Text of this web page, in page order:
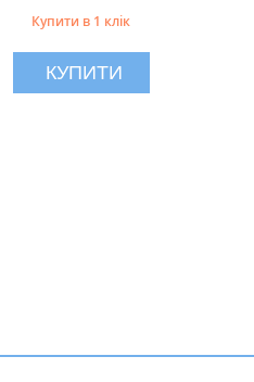
Купити в 1 клік
КУПИТИ